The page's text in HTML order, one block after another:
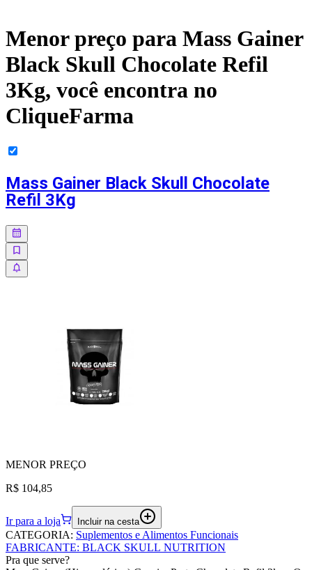
Menor preço para Mass Gainer
Black Skull Chocolate Refil
3Kg, você encontra no
CliqueFarma
Mass Gainer Black Skull Chocolate
Refil 3Kg
MENOR PREÇO
R$ 104,85
Ir para a loja Incluir na cesta
CATEGORIA: Suplementos e Alimentos Funcionais
FABRICANTE: BLACK SKULL NUTRITION
Pra que serve?